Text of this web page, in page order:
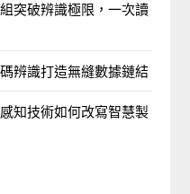
突破辨識極限，一次讀
辨識打造無縫數據鏈結
知技術如何改寫智慧製